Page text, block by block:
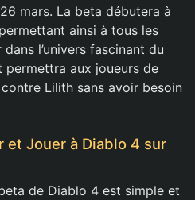
mars. La beta débutera à
ainsi à tous les
l’univers fascinant du
aux joueurs de
Lilith sans avoir besoin
et Jouer à Diablo 4 sur
de Diablo 4 est simple et